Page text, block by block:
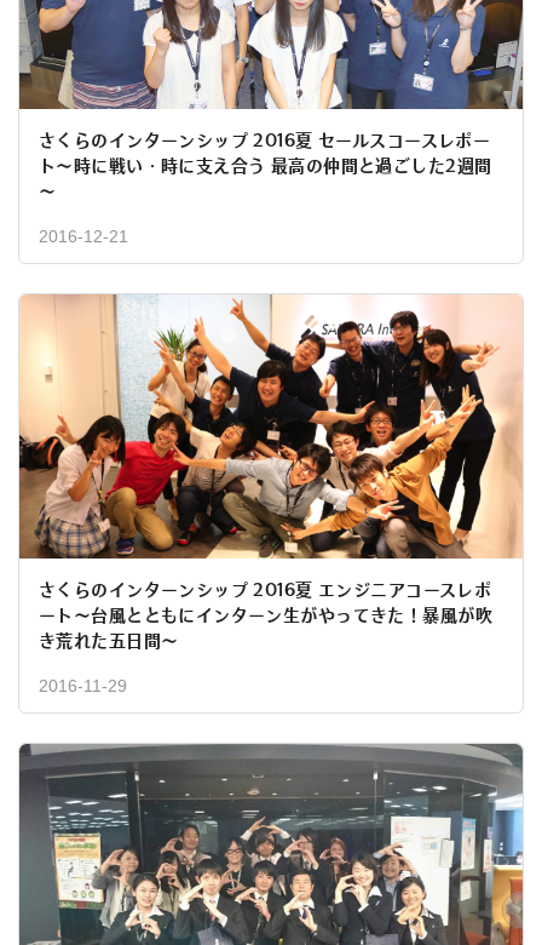
さくらのインターンシップ 2016夏 セールスコースレポー
ト～時に戦い・時に支え合う 最高の仲間と過ごした2週間
～
2016-12-21
さくらのインターンシップ 2016夏 エンジニアコースレポ
ート～台風とともにインターン生がやってきた！暴風が吹
き荒れた五日間～
2016-11-29